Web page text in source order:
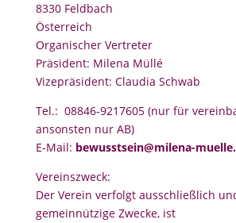
8330 Feldbach
Österreich
Organischer Vertreter
Präsident: Milena Müllé
Vizepräsident: Claudia Schwab
Tel.: 08846-9217605 (nur für
ansonsten nur AB)
E-Mail: bewusstsein@milena-
Vereinszweck:
Der Verein verfolgt ausschließlich
gemeinnützige Zwecke, ist